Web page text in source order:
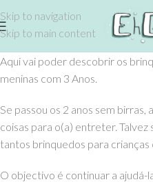
Skip to navigation
Skip to main content
Aqui vai poder descobrir os
meninas com 3 Anos.
Se passou os 2 anos sem
coisas para o(a) entreter.
tantos brinquedos para crianças
O objectivo é continuar a ajudá-